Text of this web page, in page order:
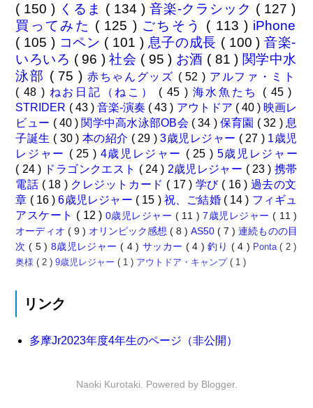
( 150 ) くるま ( 134 ) 音楽-クラシック ( 127 )
買ってみた ( 125 ) ごちそう ( 113 ) iPhone
( 105 ) コペン ( 101 ) 息子の成長 ( 100 )音楽-
いろいろ ( 96 )社会 ( 95 ) お酒 ( 81 ) 関学中水
泳部 ( 75 ) 赤ちゃんグッズ ( 52 ) アルファ・ミト
( 48 ) ねお日記（ねこ） ( 45 ) 海水魚たち ( 45 )
STRIDER ( 43 ) 音楽-演奏 ( 43 ) アウトドア ( 40 ) 映画レ
ビュー ( 40 ) 関学中高水泳部OB会 ( 34 ) 保育園 ( 32 ) 息
子誕生 ( 30 ) 本の紹介 ( 29 )3歳児レジャー ( 27 ) 1歳児
レジャー ( 25 ) 4歳児レジャー ( 25 ) 5歳児レジャー
( 24 ) ドラゴンクエスト ( 24 ) 2歳児レジャー ( 23 ) 携帯
電話 ( 18 ) クレジットカード ( 17 ) 学び ( 16 ) 過去の文
章 ( 16 )6歳児レジャー ( 15 ) 祝、ご結婚 ( 14 ) フィギュ
アスケート ( 12 ) 0歳児レジャー ( 11 )7歳児レジャー( 11 )
オーディオ ( 9 ) オリンピック感想( 8 )AS50( 7 )連続ものの目
次( 5 ) 8歳児レジャー( 4 ) サッカー ( 4 )釣り ( 4 ) Ponta( 2 )
奥様( 2 )9歳児レジャー( 1 ) アウトドア・キャンプ( 1 )
リンク
多摩Jr2023年度4年生のページ（非公開）
Naoki Kurotaki. Powered by Blogger.